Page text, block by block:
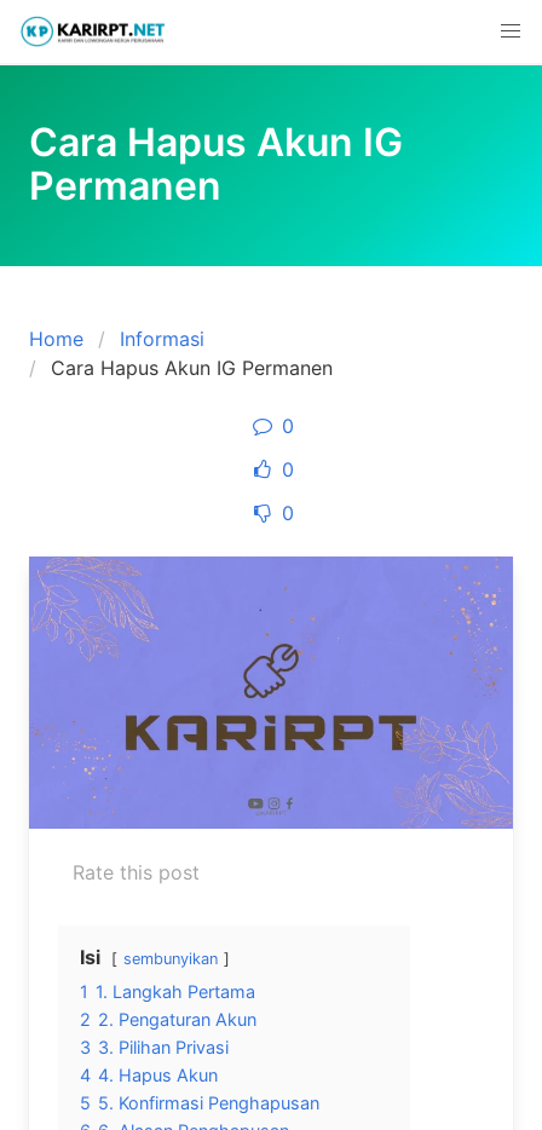
Skip
content
Cara Hapus Akun IG
Permanen
Home
Informasi
Cara Hapus Akun IG Permanen
0
0
0
Rate this post
Isi sembunyikan
1 1. Langkah Pertama
2 2. Pengaturan Akun
3 3. Pilihan Privasi
4 4. Hapus Akun
5 5. Konfirmasi Penghapusan